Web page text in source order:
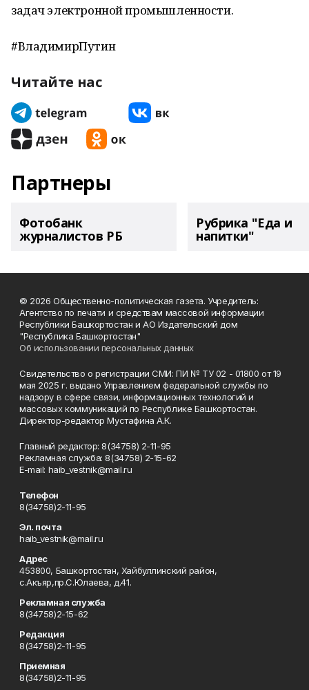
задач электронной промышленности.
#ВладимирПутин
Читайте нас
Партнеры
Фотобанк
журналистов РБ
Рубрика "Еда и
напитки"
© 2026 Общественно-политическая газета. Учредитель:
Агентство по печати и средствам массовой информации
Республики Башкортостан и АО Издательский дом
"Республика Башкортостан"
Об использовании персональных данных
Свидетельство о регистрации СМИ: ПИ № ТУ 02 - 01800 от 19
мая 2025 г. выдано Управлением федеральной службы по
надзору в сфере связи, информационных технологий и
массовых коммуникаций по Республике Башкортостан.
Директор-редактор Мустафина А.К.
Главный редактор: 8(34758) 2-11-95
Рекламная служба: 8(34758) 2-15-62
Е-mаil: haib_vestnik@mail.ru
Телефон
8(34758)2-11-95
Эл. почта
haib_vestnik@mail.ru
Адрес
453800, Башкортостан, Хайбуллинский район,
с.Акъяр,пр.С.Юлаева, д.41.
Рекламная служба
8(34758)2-15-62
Редакция
8(34758)2-11-95
Приемная
8(34758)2-11-95